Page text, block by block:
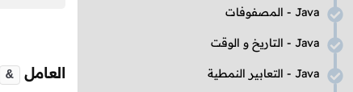
Java - المصفوفات
Java - التاريخ و الوقت
Java - التعابير النمطية العامل &